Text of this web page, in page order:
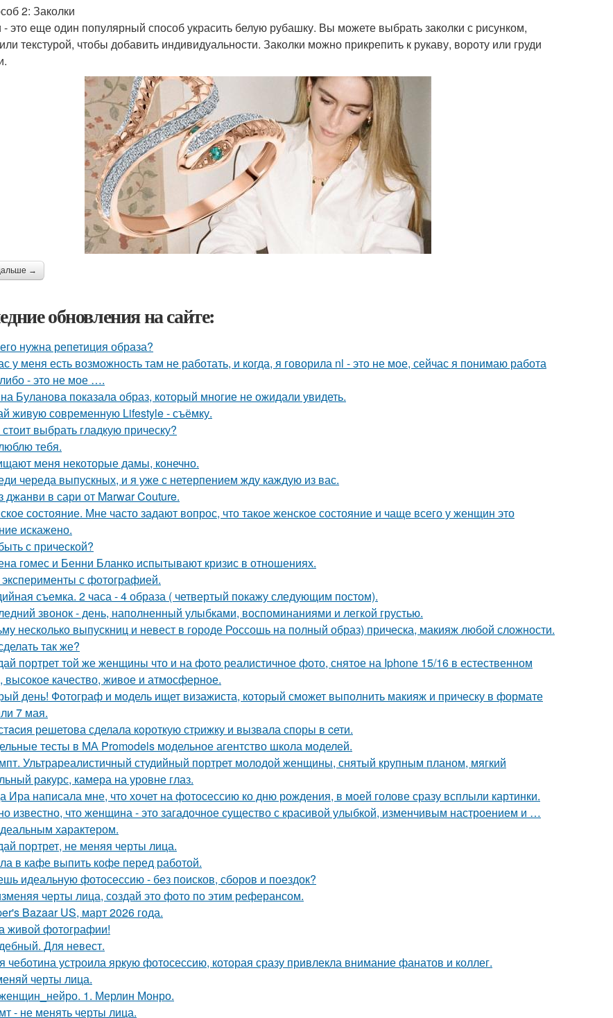
2: Заколки
- это еще один популярный способ украсить белую рубашку. Вы можете выбрать заколки с рисунком,
текстурой, чтобы добавить индивидуальности. Заколки можно прикрепить к рукаву, вороту или груди
→
обновления на сайте:
нужна репетиция образа?
у меня есть возможность там не работать, и когда, я говорила nl - это не мое, сейчас я понимаю работа
- это не мое ….
Буланова показала образ, который многие не ожидали увидеть.
живую современную Lifestyle - съёмку.
стоит выбрать гладкую прическу?
тебя.
меня некоторые дамы, конечно.
череда выпускных, и я уже с нетерпением жду каждую из вас.
джанви в сари от Marwar Couture.
состояние. Мне часто задают вопрос, что такое женское состояние и чаще всего у женщин это
искажено.
с прической?
гомес и Бенни Бланко испытывают кризис в отношениях.
с фотографией.
съемка. 2 часа - 4 образа ( четвертый покажу следующим постом).
звонок - день, наполненный улыбками, воспоминаниями и легкой грустью.
несколько выпускниц и невест в городе Россошь на полный образ) прическа, макияж любой сложности.
так же?
портрет той же женщины что и на фото реалистичное фото, снятое на Iphone 15/16 в естественном
высокое качество, живое и атмосферное.
день! Фотограф и модель ищет визажиста, который сможет выполнить макияж и прическу в формате
7 мая.
решетова сделала кoроткую стpижку и вызвала споры в cети.
тесты в МА Promodels модельное агентство школа моделей.
Ультрареалистичный студийный портрет молодой женщины, снятый крупным планом, мягкий
ракурс, камера на уровне глаз.
Ира написала мне, что хочет на фотосессию ко дню рождения, в моей голове сразу всплыли картинки.
известно, что женщина - это загадочное существо с красивой улыбкой, изменчивым настроением и …
характером.
портрет, не меняя черты лица.
в кафе выпить кофе перед работой.
идеальную фотосессию - без поисков, сборов и поездок?
черты лица, создай это фото по этим реферансом.
Bazaar US, март 2026 года.
живой фотографии!
Для невест.
чеботина устроила яркую фотосессию, которая сразу привлекла внимание фанатов и коллег.
черты лица.
1. Мерлин Монро.
- не менять черты лица.